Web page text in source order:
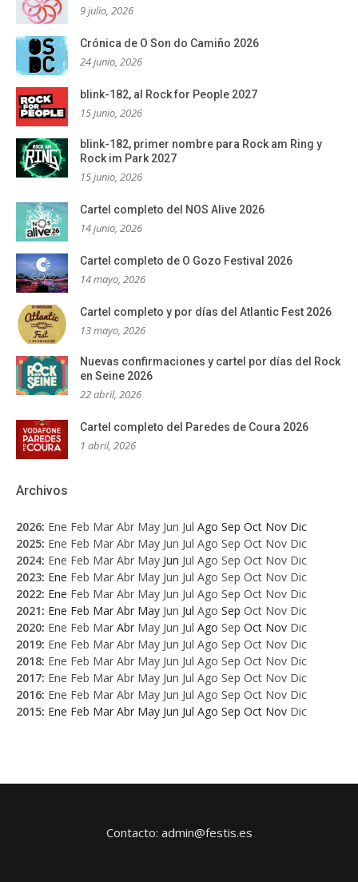
9 julio, 2026
Crónica de O Son do Camiño 2026
24 junio, 2026
blink-182, al Rock for People 2027
15 junio, 2026
blink-182, primer nombre para Rock am Ring y
Rock im Park 2027
15 junio, 2026
Cartel completo del NOS Alive 2026
14 junio, 2026
Cartel completo de O Gozo Festival 2026
14 mayo, 2026
Cartel completo y por días del Atlantic Fest 2026
13 mayo, 2026
Nuevas confirmaciones y cartel por días del Rock
en Seine 2026
22 abril, 2026
Cartel completo del Paredes de Coura 2026
1 abril, 2026
Archivos
2026: Ene Feb Mar Abr May Jun Jul Ago Sep Oct Nov Dic
2025: Ene Feb Mar Abr May Jun Jul Ago Sep Oct Nov Dic
2024: Ene Feb Mar Abr May Jun Jul Ago Sep Oct Nov Dic
2023: Ene Feb Mar Abr May Jun Jul Ago Sep Oct Nov Dic
2022: Ene Feb Mar Abr May Jun Jul Ago Sep Oct Nov Dic
2021: Ene Feb Mar Abr May Jun Jul Ago Sep Oct Nov Dic
2020: Ene Feb Mar Abr May Jun Jul Ago Sep Oct Nov Dic
2019: Ene Feb Mar Abr May Jun Jul Ago Sep Oct Nov Dic
2018: Ene Feb Mar Abr May Jun Jul Ago Sep Oct Nov Dic
2017: Ene Feb Mar Abr May Jun Jul Ago Sep Oct Nov Dic
2016: Ene Feb Mar Abr May Jun Jul Ago Sep Oct Nov Dic
2015: Ene Feb Mar Abr May Jun Jul Ago Sep Oct Nov Dic
Contacto: admin@festis.es